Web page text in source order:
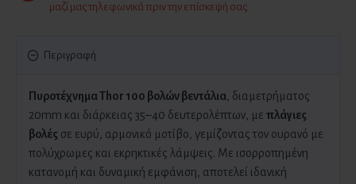
μαζί μας τηλεφωνικά πριν την επίσκεψή σας.
Περιγραφή
Πυροτέχνημα Thor 100 βολών βεντάλια , διαμετρήματος
20mm και διάρκειας 35–40 δευτερολέπτων, με πλάγιες
βολές σε ευρύ, αρμονικό μοτίβο, γεμίζοντας τον ουρανό με
πολύχρωμες και εκρηκτικές λάμψεις. Με ισορροπημένη
κατανομή και δυναμική εμφάνιση, αποτελεί ιδανική